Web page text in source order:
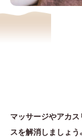
マッサージやアカス
スを解消しましょう。